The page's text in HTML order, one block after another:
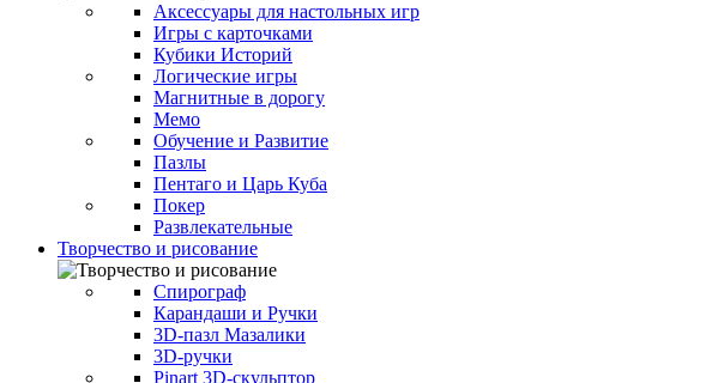
Аксессуары для настольных игр
Игры с карточками
Кубики Историй
Логические игры
Магнитные в дорогу
Мемо
Обучение и Развитие
Пазлы
Пентаго и Царь Куба
Покер
Развлекательные
Творчество и рисование
Спирограф
Карандаши и Ручки
3D-пазл Мазалики
3D-ручки
Pinart 3D-скульптор